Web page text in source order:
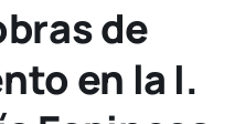
de
en la I.